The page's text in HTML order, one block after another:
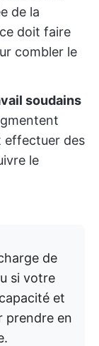
de la
doit faire
combler le
soudains
effectuer des
le
de
si votre
et
prendre en